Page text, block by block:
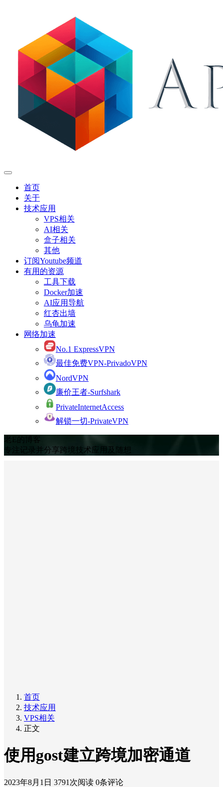
首页
关于
技术应用
VPS相关
AI相关
盒子相关
其他
订阅Youtube频道
有用的资源
工具下载
Docker加速
AI应用导航
红杏出墙
乌龟加速
网络加速
No.1 ExpressVPN
最佳免费VPN-PrivadoVPN
NordVPN
廉价王者-Surfshark
PrivateInternetAccess
解锁一切-PrivateVPN
老E的博客
专注记录并分享跨境技术应用及随想
首页
技术应用
VPS相关
正文
使用gost建立跨境加密通道
2023年8月1日 3791次阅读 0条评论